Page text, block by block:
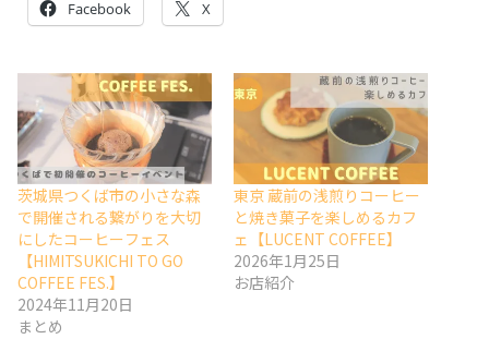
Facebook X
茨城県つくば市の小さな森
で開催される繋がりを大切
にしたコーヒーフェス
【HIMITSUKICHI TO GO
COFFEE FES.】
2024年11月20日
まとめ
東京 蔵前の浅煎りコーヒー
と焼き菓子を楽しめるカフ
ェ【LUCENT COFFEE】
2026年1月25日
お店紹介